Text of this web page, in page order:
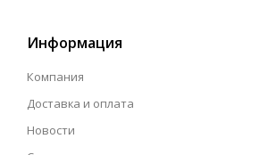
Информация
Компания
Доставка и оплата
Новости